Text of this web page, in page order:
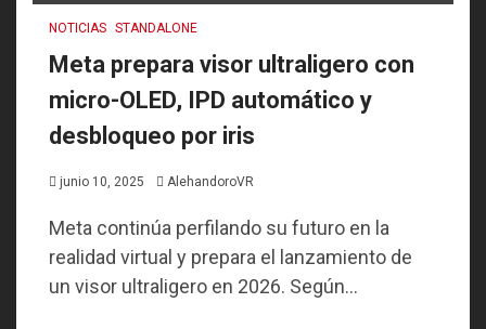
NOTICIAS STANDALONE
Meta prepara visor ultraligero con
micro-OLED, IPD automático y
desbloqueo por iris
junio 10, 2025 AlehandoroVR
Meta continúa perfilando su futuro en la
realidad virtual y prepara el lanzamiento de
un visor ultraligero en 2026. Según...